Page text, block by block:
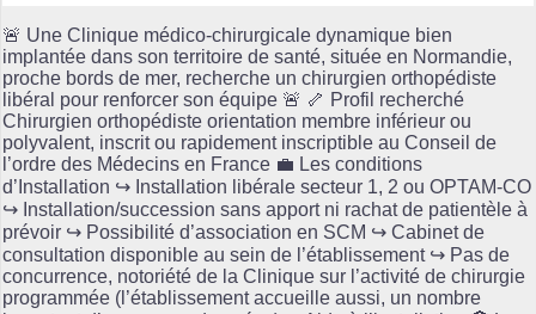
🚨 Une Clinique médico-chirurgicale dynamique bien
implantée dans son territoire de santé, située en Normandie,
proche bords de mer, recherche un chirurgien orthopédiste
libéral pour renforcer son équipe 🚨 🦴 Profil recherché
Chirurgien orthopédiste orientation membre inférieur ou
polyvalent, inscrit ou rapidement inscriptible au Conseil de
l’ordre des Médecins en France 💼 Les conditions
d’Installation ↪️ Installation libérale secteur 1, 2 ou OPTAM-CO
↪️ Installation/succession sans apport ni rachat de patientèle à
prévoir ↪️ Possibilité d’association en SCM ↪️ Cabinet de
consultation disponible au sein de l’établissement ↪️ Pas de
concurrence, notoriété de la Clinique sur l’activité de chirurgie
programmée (l’établissement accueille aussi, un nombre